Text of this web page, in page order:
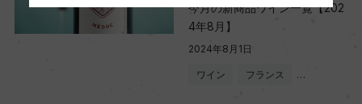
今月の新商品ワイン一覧【202
4年8月】
2024年8月1日
ワイン フランス …